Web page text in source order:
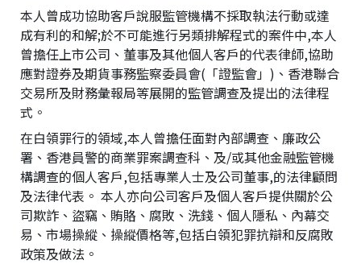
本人曾成功協助客戶說服監管機構不採取執法行動或達
成有利的和解;於不可能進行另類排解程式的案件中,本人
曾擔任上市公司、董事及其他個人客戶的代表律師,協助
應對證券及期貨事務監察委員會(「證監會」)、香港聯合
交易所及財務彙報局等展開的監管調查及提出的法律程
式。
在白領罪行的領域,本人曾擔任面對內部調查、廉政公
署、香港員警的商業罪案調查科、及/或其他金融監管機
構調查的個人客戶,包括專業人士及公司董事,的法律顧問
及法律代表。 本人亦向公司客戶及個人客戶提供關於公
司欺詐、盜竊、賄賂、腐敗、洗錢、個人隱私、內幕交
易、市場操縱、操縱價格等,包括白領犯罪抗辯和反腐敗
政策及做法。